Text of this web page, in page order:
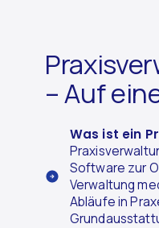
– Auf
Was ist ein
Software zur
Verwaltung
Abläufe in